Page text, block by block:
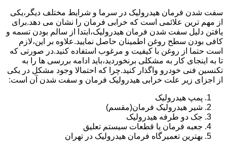
سفت شدن فرمان هیدرولیک در سرما و شرایط مختلف دیگر،یکی
از مهم ترین علائمی است که خرابی فرمان را نشان می دهد.برای
یافتن دلیل سفت شدن فرمان هیدرولیک،ابتدا از سالم بودن تسمه و
کافی بودن سطح روغن اطمینان حاصل نمایید.علاوه بر این،لازم
است حتما از روغن با کیفیت و مرغوب استفاده کنید.در صورتی که
تا به اینجای کار به مشکلی برنخوردید،باید ادامه بررسی ها را به
تکنسین فنی خودرو واگذار کنید.چرا که احتمالا وجود مشکل در یکی
از اجزای زیر علت خرابی هیدرولیک فرمان و سفت شدن آن است:
پمپ هیدرولیک
شیر هیدرولیک فرمان(مقسم)
جک دو طرفه هیدرولیک
جعبه فرمان یا قطعات سیستم تعلیق
بهترین تعمیرگاه فرمان هیدرولیک در تهران